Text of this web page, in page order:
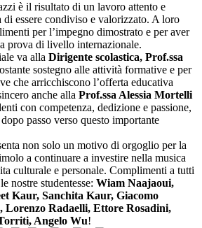
è il risultato di un lavoro attento e
di essere condiviso e valorizzato. A loro
per l’impegno dimostrato e per aver
prova di livello internazionale.
va alla Dirigente scolastica, Prof.ssa
sostegno alle attività formative e per
che arricchiscono l’offerta educativa
anche alla Prof.ssa Alessia Mortelli
con competenza, dedizione e passione,
passo verso questo importante
non solo un motivo di orgoglio per la
a continuare a investire nella musica
culturale e personale. Complimenti a tutti
nostre studentesse: Wiam Naajaoui,
Kaur, Sanchita Kaur, Giacomo
Lorenzo Radaelli, Ettore Rosadini,
Angelo Wu!